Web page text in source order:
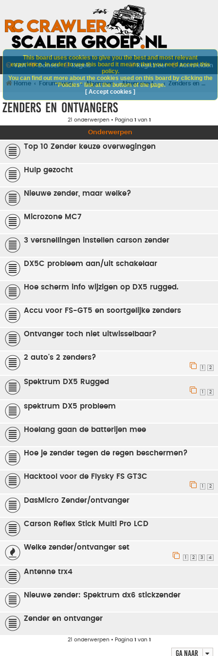
V&A Doneer Regels Aanmelden
Registreer
Home Forumoverzicht Algemeen Algemene techniek Zenders en ontvangers
Zenders en ontvangers
21 onderwerpen • Pagina 1 van 1
Onderwerpen
Top 10 Zender keuze overwegingen
Hulp gezocht
Nieuwe zender, maar welke?
Microzone MC7
3 versnellingen instellen carson zender
DX5C probleem aan/uit schakelaar
Hoe scherm info wijzigen op DX5 rugged.
Accu voor FS-GT5 en soortgelijke zenders
Ontvanger toch niet uitwisselbaar?
2 auto's 2 zenders?
2
Spektrum DX5 Rugged
1 2
spektrum DX5 probleem
Hoelang gaan de batterijen mee
Hoe je zender tegen de regen beschermen?
Hacktool voor de Flysky FS GT3C
2
DasMicro Zender/ontvanger
Carson Reflex Stick Multi Pro LCD
Welke zender/ontvanger set
1 2 3 4
Antenne trx4
Nieuwe zender: Spektrum dx6 stickzender
Zender en ontvanger
21 onderwerpen • Pagina 1van 1
Ga naar
This board uses cookies to give you the best and most relevant
experience. In order to use this board it means that you need accept this
policy.
You can find out more about the cookies used on this board by clicking the
"Policies" link at the bottom of the page.
[ Accept cookies ]